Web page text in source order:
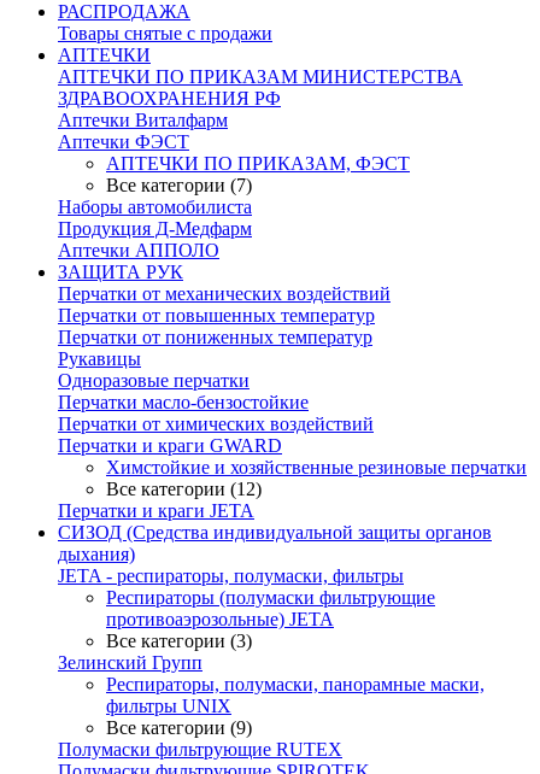
РАСПРОДАЖА
Товары снятые с продажи
АПТЕЧКИ
АПТЕЧКИ ПО ПРИКАЗАМ МИНИСТЕРСТВА
ЗДРАВООХРАНЕНИЯ РФ
Аптечки Виталфарм
Аптечки ФЭСТ
АПТЕЧКИ ПО ПРИКАЗАМ, ФЭСТ
Все категории (7)
Наборы автомобилиста
Продукция Д-Медфарм
Аптечки АППОЛО
ЗАЩИТА РУК
Перчатки от механических воздействий
Перчатки от повышенных температур
Перчатки от пониженных температур
Рукавицы
Одноразовые перчатки
Перчатки масло-бензостойкие
Перчатки от химических воздействий
Перчатки и краги GWARD
Химстойкие и хозяйственные резиновые перчатки
Все категории (12)
Перчатки и краги JETA
СИЗОД (Средства индивидуальной защиты органов
дыхания)
JETA - респираторы, полумаски, фильтры
Респираторы (полумаски фильтрующие
противоаэрозольные) JETA
Все категории (3)
Зелинский Групп
Респираторы, полумаски, панорамные маски,
фильтры UNIX
Все категории (9)
Полумаски фильтрующие RUTEX